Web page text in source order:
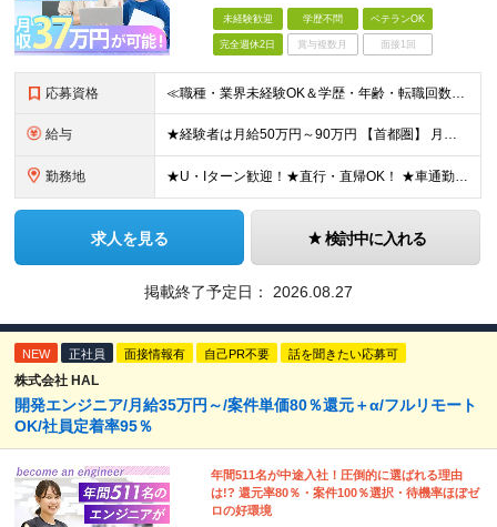
未経験歓迎 学歴不問 ベテランOK
完全週休2日 賞与複数月 面接1回
応募資格 ≪職種・業界未経験OK＆学歴・年齢・転職回数不問≫ ◆第二新卒歓迎 ◆社会人経験不問 ◆資格不問 ※新卒の方もご応募可能 （待遇・募集要項等は別途ご案内いたします） ※入社時期は柔軟に対応します！半年
給与 ★経験者は月給50万円～90万円 【首都圏】 月給30万1230円〜 ⇒基本22万7000円+地域6万4230円+皆勤1万円 【群馬/栃木/茨城】 月給28万1090円〜 ⇒基本23万4000円+
勤務地 ★U・Iターン歓迎！★直行・直帰OK！ ★車通勤可能のエリアもあり！★出張なしの働き方も可能 全国47都道府県の各プロジェクト（転勤なし！勤務地に対する希望も実現可能！） 「自宅から1時間以内で通え
求人を見る 検討中に入れる
掲載終了予定日： 2026.08.27
NEW 正社員 面接情報有 自己PR不要 話を聞きたい応募可
株式会社 HAL
開発エンジニア/月給35万円～/案件単価80％還元＋α/フルリモート
OK/社員定着率95％
年間511名が中途入社！圧倒的に選ばれる理由
は!? 還元率80％・案件100％選択・待機率ほぼゼ
ロの好環境